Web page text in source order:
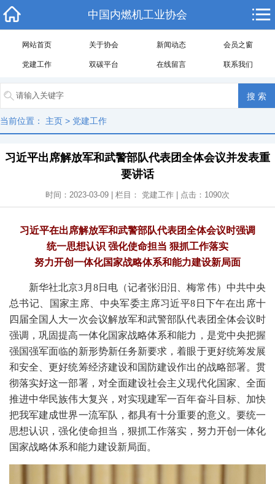
中国内燃机工业协会
网站首页 关于协会 新闻动态 会员之窗
党建工作 双碳平台 在线留言 联系我们
当前位置： 主页 > 党建工作
习近平出席解放军和武警部队代表团全体会议并发表重
要讲话
时间：2023-03-09 | 栏目： 党建工作 | 点击： 1090次
习近平在出席解放军和武警部队代表团全体会议时强调
统一思想认识 强化使命担当 狠抓工作落实
努力开创一体化国家战略体系和能力建设新局面
新华社北京3月8日电（记者张汨汨、梅常伟）中共中央
总书记、国家主席、中央军委主席习近平8日下午在出席十
四届全国人大一次会议解放军和武警部队代表团全体会议时
强调，巩固提高一体化国家战略体系和能力，是党中央把握
强国强军面临的新形势新任务新要求，着眼于更好统筹发展
和安全、更好统筹经济建设和国防建设作出的战略部署。贯
彻落实好这一部署，对全面建设社会主义现代化国家、全面
推进中华民族伟大复兴，对实现建军一百年奋斗目标、加快
把我军建成世界一流军队，都具有十分重要的意义。要统一
思想认识，强化使命担当，狠抓工作落实，努力开创一体化
国家战略体系和能力建设新局面。